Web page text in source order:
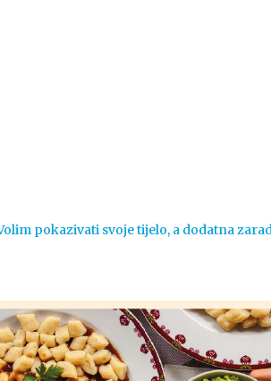
pokazivati svoje tijelo, a dodatna